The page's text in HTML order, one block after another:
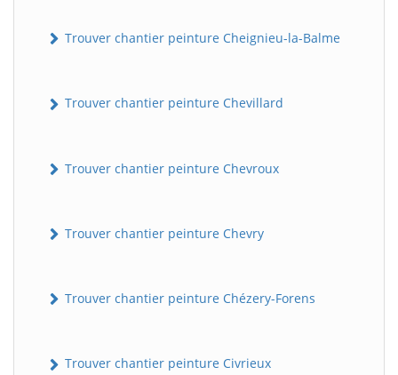
Trouver chantier peinture Cheignieu-la-Balme
Trouver chantier peinture Chevillard
Trouver chantier peinture Chevroux
Trouver chantier peinture Chevry
Trouver chantier peinture Chézery-Forens
Trouver chantier peinture Civrieux